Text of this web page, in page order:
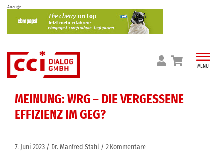
Skip
content
Anzeige
MENÜ
MEINUNG: WRG – DIE VERGESSENE
EFFIZIENZ IM GEG?
7. Juni 2023 Dr. Manfred Stahl 2 Kommentare